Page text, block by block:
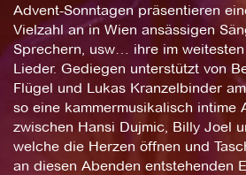
Advent-Sonntagen präsentieren
Vielzahl an in Wien ansässigen
Sprechern, usw… ihre im
Lieder. Gediegen unterstützt von
Flügel und Lukas Kranzelbinder
so eine kammermusikalisch intime
zwischen Hansi Dujmic, Billy Joel
welche die Herzen öffnen und
an diesen Abenden entstehenden